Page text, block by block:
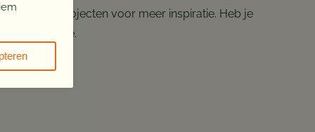
andere projecten voor meer inspiratie. Heb je
met je mee.